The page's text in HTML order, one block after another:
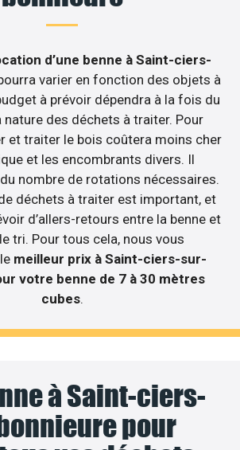
d’une benne à Saint-ciers-
varier en fonction des objets à
à prévoir dépendra à la fois du
nature des déchets à traiter. Pour
et traiter le bois coûtera moins cher
et les encombrants divers. Il
nombre de rotations nécessaires.
déchets à traiter est important, et
d’allers-retours entre la benne et
tri. Pour tous cela, nous vous
meilleur prix à Saint-ciers-sur-
votre benne de 7 à 30 mètres
cubes.
à Saint-ciers-
pour